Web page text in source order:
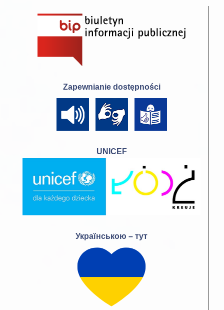
Zapewnianie dostępności
UNICEF
Українською – тут